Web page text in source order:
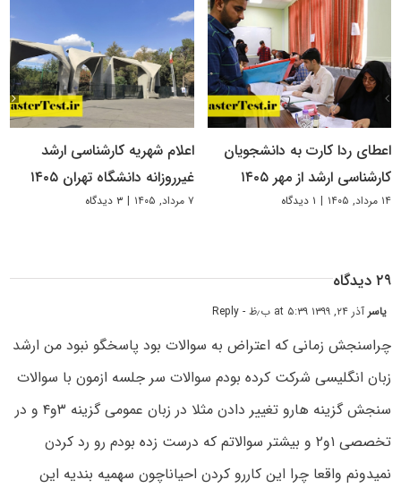
اعطای ردا کارت به دانشجویان
کارشناسی ارشد از مهر ۱۴۰۵
۱۴ مرداد, ۱۴۰۵ | ۱ دیدگاه
اعلام شهریه کارشناسی ارشد
غیرروزانه دانشگاه تهران ۱۴۰۵
۷ مرداد, ۱۴۰۵ | ۳ دیدگاه
۲۹ دیدگاه
یاسر آذر ۲۴, ۱۳۹۹ at ۵:۳۹ ب٫ظ - Reply
چراسنجش زمانی که اعتراض به سوالات بود پاسخگو نبود من ارشد
زبان انگلیسی شرکت کرده بودم سوالات سر جلسه ازمون با سوالات
سنجش گزینه هارو تغییر دادن مثلا در زبان عمومی گزینه ۳و۴ و در
تخصصی ۱و۲ و بیشتر سوالاتم که درست زده بودم رو رد کردن
نمیدونم واقعا چرا این کاررو کردن احیاناچون سهمیه بندیه این